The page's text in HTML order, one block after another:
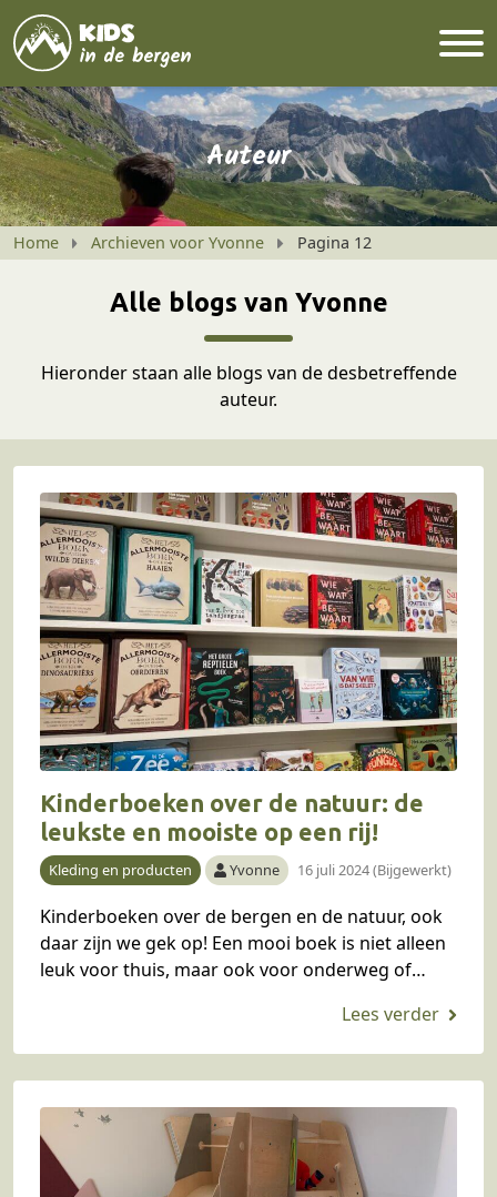
Auteur
Home Archieven voor Yvonne Pagina 12
Alle blogs van Yvonne
Hieronder staan alle blogs van de desbetreffende
auteur.
Kinderboeken over de natuur: de
leukste en mooiste op een rij!
Kleding en producten Yvonne 16 juli 2024 (Bijgewerkt)
Kinderboeken over de bergen en de natuur, ook
daar zijn we gek op! Een mooi boek is niet alleen
leuk voor thuis, maar ook voor onderweg of